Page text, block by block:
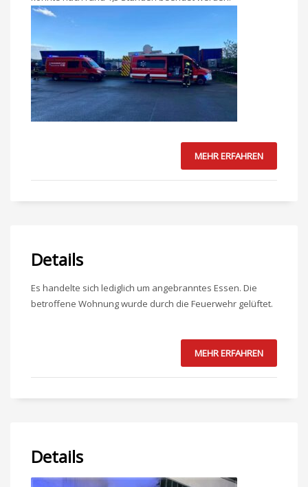
MEHR ERFAHREN
Details
Es handelte sich lediglich um angebranntes Essen. Die
betroffene Wohnung wurde durch die Feuerwehr gelüftet.
MEHR ERFAHREN
Details